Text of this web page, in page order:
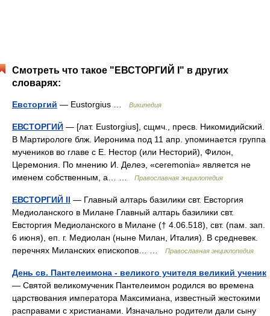
Смотреть что такое "ЕВСТОРГИЙ I" в других
словарях:
Евсторгий — Eustorgius … Википедия
ЕВСТОРГИЙ — [лат. Eustorgius], сщмч., пресв. Никомидийский.
В Мартирологе блж. Иеронима под 11 апр. упоминается группа
мучеников во главе с Е. Нестор (или Несторий), Филон,
Церемония. По мнению И. Делеэ, «ceremonia» является не
именем собственным, а… …
Православная энциклопедия
ЕВСТОРГИЙ II — Главный алтарь базилики свт. Евсторгия
Медиоланского в Милане Главный алтарь базилики свт.
Евсторгия Медиоланского в Милане († 4.06.518), свт. (пам. зап.
6 июня), еп. г. Медиолан (ныне Милан, Италия). В средневек.
перечнях Миланских епископов… …
Православная энциклопедия
День св. Пантелеимона - великого учителя великий ученик
— Святой великомученик Пантелеимон родился во времена
царствования императора Максимиана, известный жестокими
расправами с христианами. Изначально родители дали сыну